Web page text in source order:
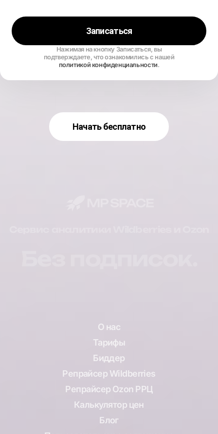
Записаться
Нажимая на кнопку Записаться, вы
подтверждаете, что ознакомились с нашей
политикой конфиденциальности.
Начать бесплатно
О нас
Тарифы
Биддер
Репрайсер Wildberries
Репрайсер Ozon РРЦ
Калькулятор цен
Блог